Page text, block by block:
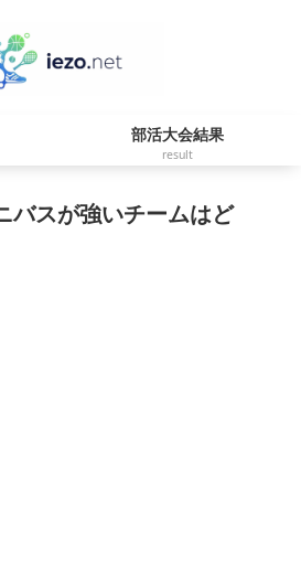
部活大会結果
result
バスが強いチームはど